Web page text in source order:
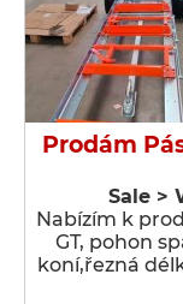
Prodám
Sale >
Nabízím k
GT, pohon
koní,řezná